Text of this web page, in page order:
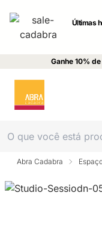
Últimas
Ganhe 10%
Abra Cadabra